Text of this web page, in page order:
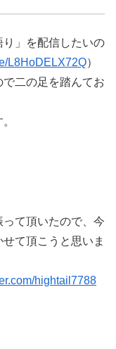
」を配信したいの
L8HoDELX72Q）
二の足を踏んてお
て頂いたので、今
て頂こうと思いま
hightail7788